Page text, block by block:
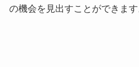
の機会を見出すことができます